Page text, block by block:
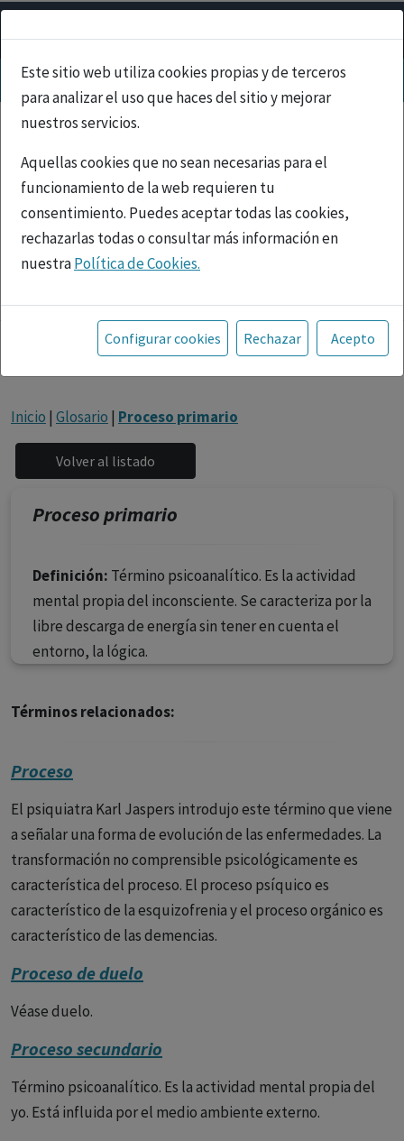
Este sitio web utiliza cookies propias y de terceros
para analizar el uso que haces del sitio y mejorar
nuestros servicios.
Aquellas cookies que no sean necesarias para el
funcionamiento de la web requieren tu
consentimiento. Puedes aceptar todas las cookies,
rechazarlas todas o consultar más información en
nuestraPolítica de Cookies.
Toda la información incluida en la Página Web está
referida a productos del mercado español y, por
tanto, dirigida a profesionales sanitarios legalmente
facultados para prescribir o dispensar medicamentos
fármacos se facilita a título meramente informativo,
siendo responsabilidad de los profesionales
facultados prescribir medicamentos y decidir, en cada
caso concreto, el tratamiento más adecuado a las
necesidades del paciente.
Configurar cookies Rechazar Acepto
Inicio | Glosario | Proceso primario
Proceso primario
Definición: Término psicoanalítico. Es la actividad
mental propia del inconsciente. Se caracteriza por la
libre descarga de energía sin tener en cuenta el
entorno, la lógica.
Términos relacionados:
Proceso
El psiquiatra Karl Jaspers introdujo este término que viene
a señalar una forma de evolución de las enfermedades. La
transformación no comprensible psicológicamente es
característica del proceso. El proceso psíquico es
característico de la esquizofrenia y el proceso orgánico es
característico de las demencias.
Proceso de duelo
Véase duelo.
Proceso secundario
Término psicoanalítico. Es la actividad mental propia del
yo. Está influida por el medio ambiente externo.